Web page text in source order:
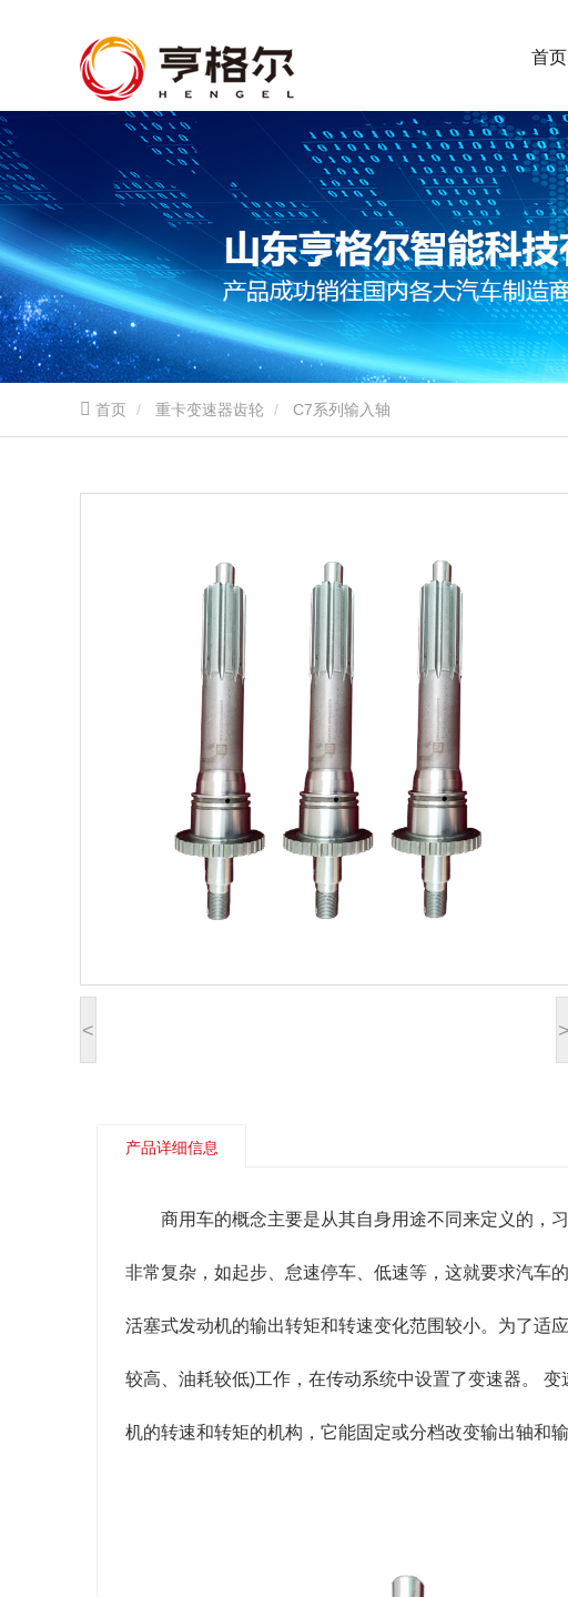
首页
首页 重卡变速器齿轮 C7系列输入轴
< >
产品详细信息
商用车的概念主要是从其自身用途不同来定义的，
非常复杂，如起步、怠速停车、低速等，这就要求汽车
活塞式发动机的输出转矩和转速变化范围较小。为了适
较高、油耗较低)工作，在传动系统中设置了变速器。
机的转速和转矩的机构，它能固定或分档改变输出轴和